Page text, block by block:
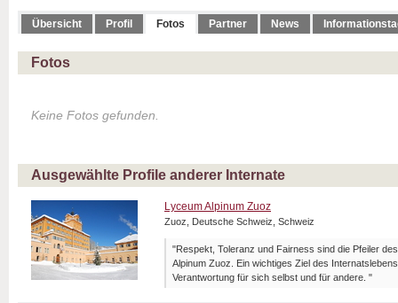
Übersicht Profil Fotos Partner News
Fotos
Keine Fotos gefunden.
Ausgewählte Profile anderer Internate
Lyceum Alpinum Zuoz
Zuoz, Deutsche Schweiz, Schweiz
"Respekt, Toleranz und Fairness sind die Pfeiler
Alpinum Zuoz. Ein wichtiges Ziel des
Verantwortung für sich selbst und für andere. "